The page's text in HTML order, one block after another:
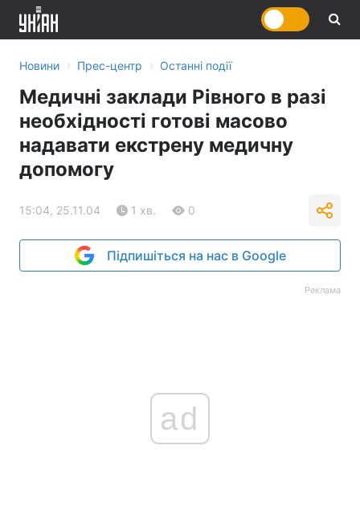
Новини › Прес-центр › Останні події
Медичні заклади Рівного в разі
необхідності готові масово
надавати екстрену медичну
допомогу
15:04, 25.11.04 1 хв. 0
Підпишіться на нас в Google
Реклама
ad